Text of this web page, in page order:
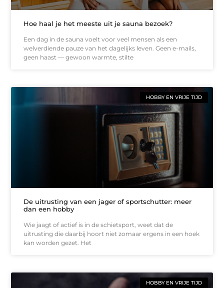
Hoe haal je het meeste uit je sauna bezoek?
Een dag in de sauna voelt voor veel mensen als een
welverdiende pauze van het dagelijks leven. Geen e-mails,
geen haast — gewoon warmte, stilte
HOBBY EN VRIJE TIJD
De uitrusting van een jager of sportschutter: meer
dan een hobby
Wie jaagt of actief is in de schietsport, weet dat de
uitrusting die daarbij hoort niet zomaar ergens in een hoek
kan worden gezet. Het
HOBBY EN VRIJE TIJD